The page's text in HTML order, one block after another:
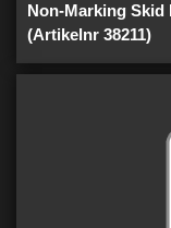
Non-Marking
(Artikelnr 38211)